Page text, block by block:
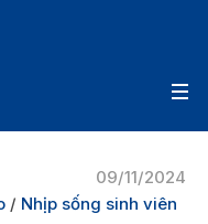
09/11/2024
/ Nhịp sống sinh viên